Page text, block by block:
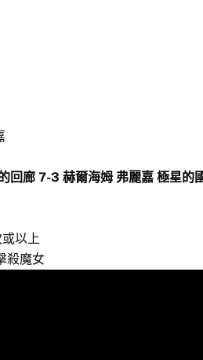
回廊 7-3 赫爾海姆 弗麗嘉 極星的
以上
殺魔女